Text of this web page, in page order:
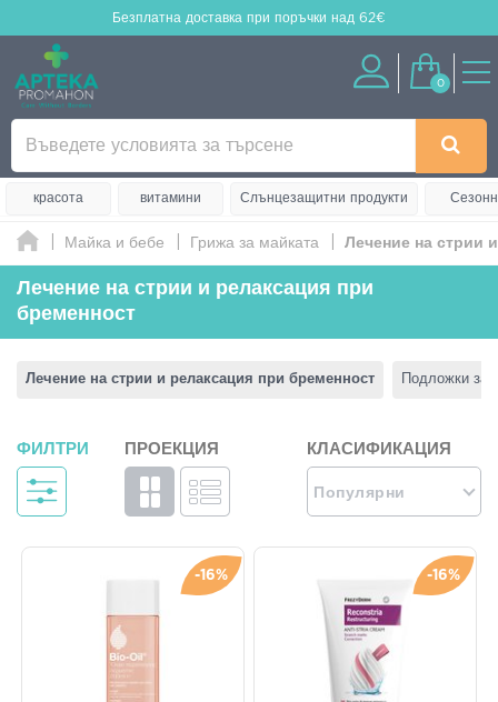
Безплатна доставка при поръчки над 62€
0
красота витамини Слънцезащитни продукти
Майка и бебе Грижа за майката Лечение на стрии
Лечение на стрии и релаксация при
бременност
Лечение на стрии и релаксация при бременност Подложки за
ФИЛТРИ ПРОЕКЦИЯ КЛАСИФИКАЦИЯ
Популярни
-16% -16%